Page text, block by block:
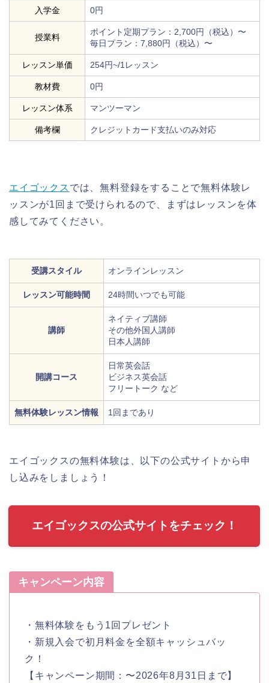
入学金 0円
授業料
ポイント定期プラン：2,700円（税込）〜
毎日プラン：7,880円（税込）〜
レッスン単価 254円~/1レッスン
教材費 0円
レッスン体系 マンツーマン
備考欄 クレジットカード支払いのみ対応
エイゴックス では、無料登録をすることで無料体験レ
ッスンが1回まで受けられるので、まずはレッスンを体
感してみてください。
受講スタイル オンラインレッスン
レッスン可能時間 24時間いつでも可能
講師
ネイティブ講師
その他外国人講師
日本人講師
開講コース
日常英会話
ビジネス英会話
フリートーク など
無料体験レッスン情報 1回まであり
エイゴックスの無料体験は、以下の公式サイトから申
し込みをしましょう！
エイゴックスの公式サイトをチェック！
キャンペーン内容
・無料体験をもう1回プレゼント
・新規入会で初月料金を全額キャッシュバッ
ク！
【キャンペーン期間：〜2026年8月31日まで】